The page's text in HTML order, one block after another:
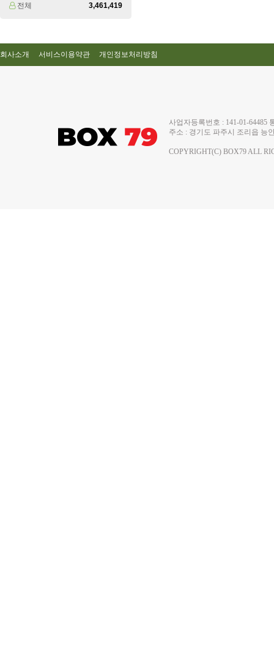
전체
3,461,419
회사소개 서비스이용약관 개인정보처리방침
사업자등록번호 : 141-01-
주소 : 경기도 파주시 조리읍 능
COPYRIGHT(C) BOX79 ALL